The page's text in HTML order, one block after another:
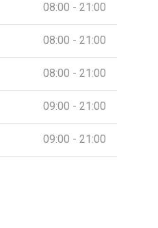
08:00 - 21:00
08:00 - 21:00
08:00 - 21:00
09:00 - 21:00
09:00 - 21:00